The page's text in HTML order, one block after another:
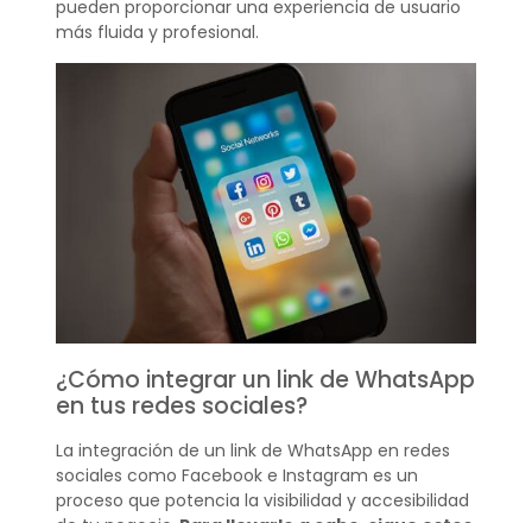
pueden proporcionar una experiencia de usuario
más fluida y profesional.
¿Cómo integrar un link de WhatsApp
en tus redes sociales?
La integración de un link de WhatsApp en redes
sociales como Facebook e Instagram es un
proceso que potencia la visibilidad y accesibilidad